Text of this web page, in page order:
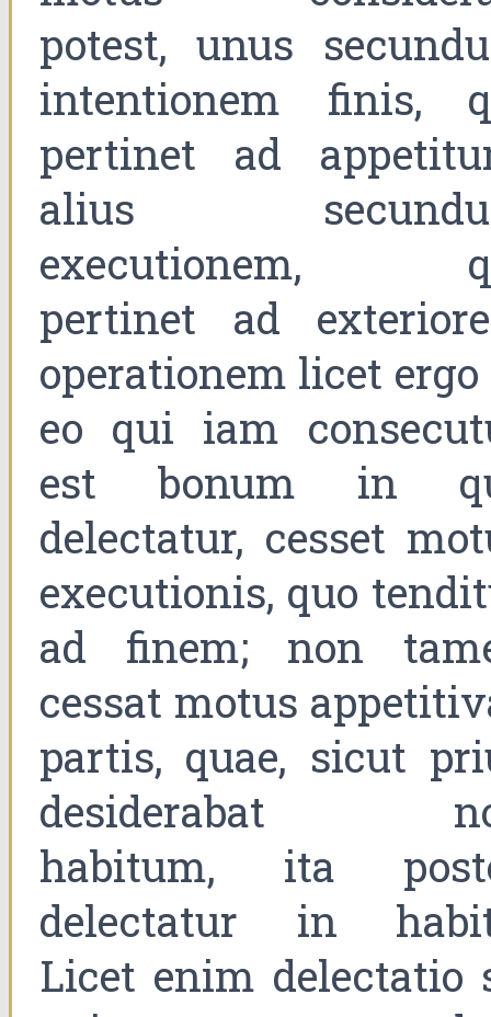
potest, unus
intentionem finis,
pertinet ad
alius
executionem,
pertinet ad
operationem licet
eo qui iam
est bonum in
delectatur, cesset
executionis, quo
ad finem; non
cessat motus
partis, quae, sicut
desiderabat
habitum, ita
delectatur in
Licet enim delectatio